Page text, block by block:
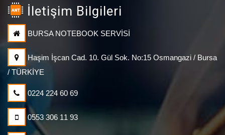
İletişim Bilgileri
BURSA NOTEBOOK SERVİSİ
Haşim İşcan Cad. 10. Gül Sok. No:15 Osmangazi / Bursa
/ TÜRKİYE
0224 224 60 69
0553 306 11 93